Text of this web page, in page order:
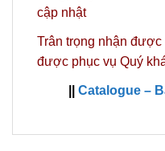
cập nhật
Trân trọng nhận
được phục vụ Quý
Catalogue –